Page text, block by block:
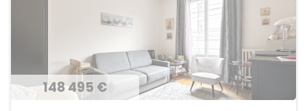
148 495 €